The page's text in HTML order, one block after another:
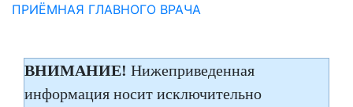
ПРИЁМНАЯ ГЛАВНОГО ВРАЧА
ВНИМАНИЕ! Нижеприведенная
информация носит исключительно